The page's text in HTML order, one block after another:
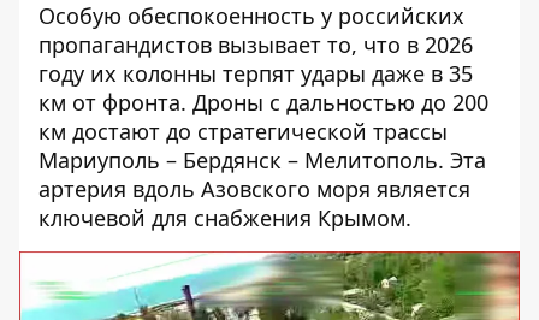
Особую обеспокоенность у российских
пропагандистов вызывает то, что в 2026
году их колонны терпят удары даже в 35
км от фронта. Дроны с дальностью до 200
км достают до стратегической трассы
Мариуполь – Бердянск – Мелитополь. Эта
артерия вдоль Азовского моря является
ключевой для снабжения Крымом.